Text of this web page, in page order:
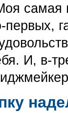
самая
первых,
И, в-